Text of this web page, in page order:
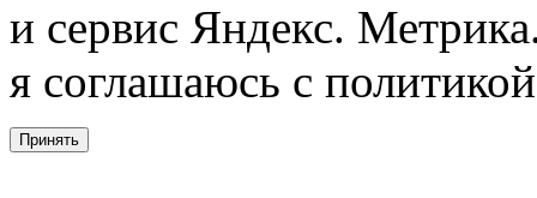
и сервис Яндекс.
я соглашаюсь с
Принять